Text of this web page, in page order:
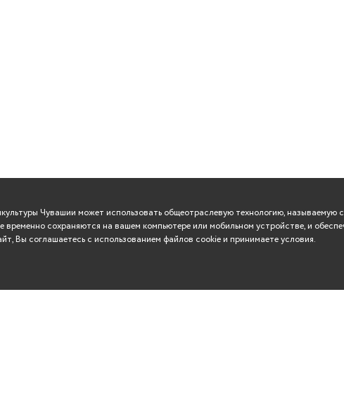
Чувашии может использовать общеотраслевую технологию, называемую
сохраняются на вашем компьютере или мобильном устройстве, и
Вы соглашаетесь с использованием файлов cookie и принимаете условия.